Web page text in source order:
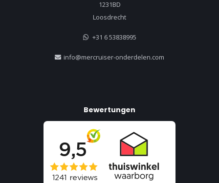
1231BD
Loosdrecht
+31 6 53838995
info@mercruiser-onderdelen.com
Bewertungen